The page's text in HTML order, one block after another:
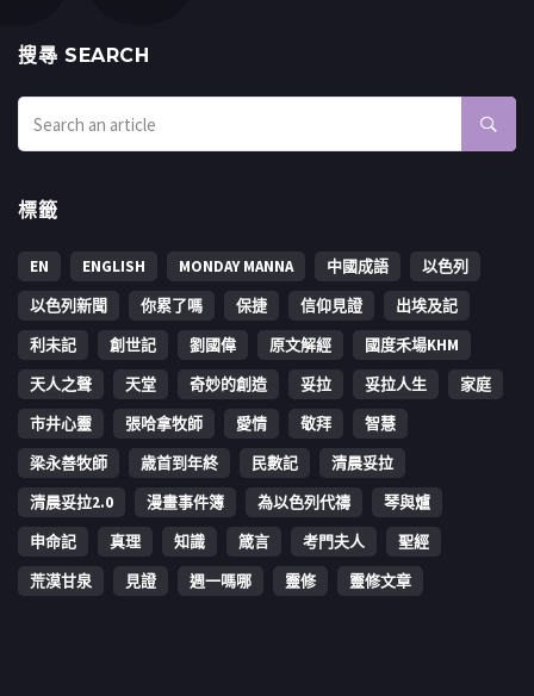
搜㝷 SEARCH
標籤
EN ENGLISH MONDAY MANNA 中國成語
以色列
以色列新聞
你累了嗎 保捷 信仰見證
出埃及記
利未記
創世記 劉國偉 原文解經
國度禾場KHM
天人之聲
天堂 奇妙的創造 妥拉 妥拉人生
家庭
市井心靈
張哈拿牧師 愛情 敬拜
智慧
梁永善牧師
歳首到年終 民數記
清晨妥拉
清晨妥拉2.0
漫畫事件簿 為以色列代禱
琴與爐
申命記
真理 知識 箴言 考門夫人
聖經
荒漠甘泉
見證 週一嗎哪 靈修 靈修文章